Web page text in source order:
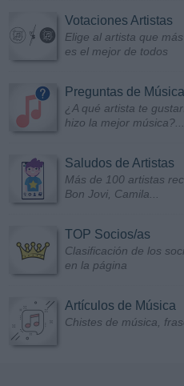
Votaciones Artistas
Elige al artista que
es el mejor de todos
Preguntas de Música
¿A qué artista te
hizo la mejor música?...
Saludos de Artistas
Más de 100 artistas
Bon Jovi, Camila...
TOP Socios/as
Clasificación de los
en la página
Artículos de Música
Chistes de música,